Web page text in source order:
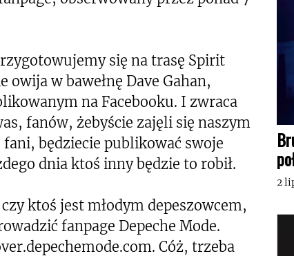
się na trasę Spirit
w bawełnę Dave Gahan,
na Facebooku. I zwraca
fanów, żebyście zajęli się naszym
będziecie publikować swoje
dnia ktoś inny będzie to robił.
ktoś jest młodym depeszowcem,
fanpage Depeche Mode.
Cóż, trzeba
2